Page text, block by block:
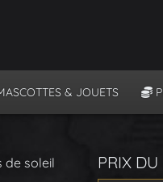
& JOUETS
de soleil
PRIX